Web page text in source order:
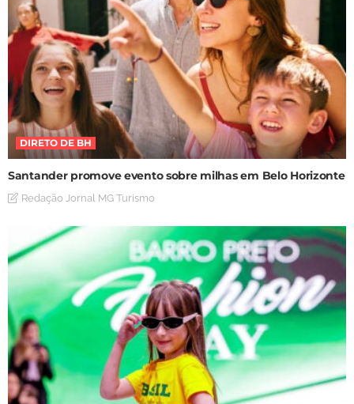
DIRETO DE BH
Santander promove evento sobre milhas em Belo Horizonte
Redação Jornal MG Turismo